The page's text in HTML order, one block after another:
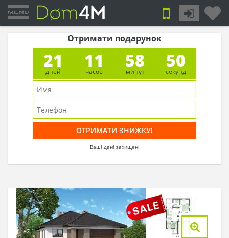
Отримати подарунок
21
дней
11
часов
58
минут
49
секунд
Ваші дані захищені